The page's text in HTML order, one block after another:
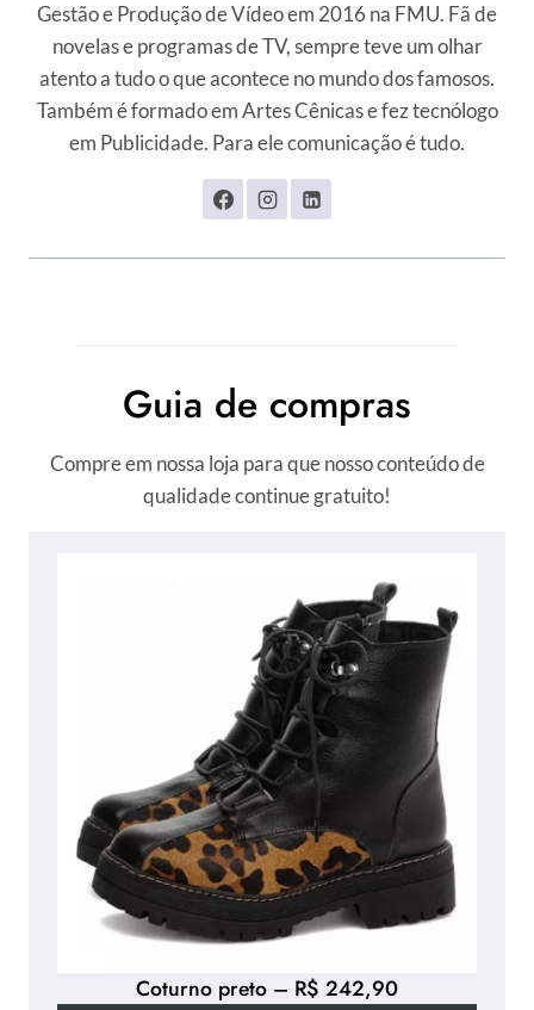
Gestão e Produção de Vídeo em 2016 na FMU. Fã de
novelas e programas de TV, sempre teve um olhar
atento a tudo o que acontece no mundo dos famosos.
Também é formado em Artes Cênicas e fez tecnólogo
em Publicidade. Para ele comunicação é tudo.
Guia de compras
Compre em nossa loja para que nosso conteúdo de
qualidade continue gratuito!
Coturno preto – R$ 242,90